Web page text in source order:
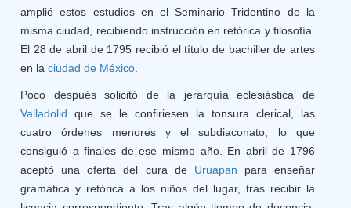
amplió estos estudios en el Seminario Tridentino de la
misma ciudad, recibiendo instrucción en retórica y filosofía.
El 28 de abril de 1795 recibió el título de bachiller de artes
en laciudad de México
Poco después solicitó de la jerarquía eclesiástica de
Valladolid que se le confiriesen la tonsura clerical, las
cuatro órdenes menores y el subdiaconato, lo que
consiguió a finales de ese mismo año. En abril de 1796
aceptó una oferta del cura de Uruapan para enseñar
gramática y retórica a los niños del lugar, tras recibir la